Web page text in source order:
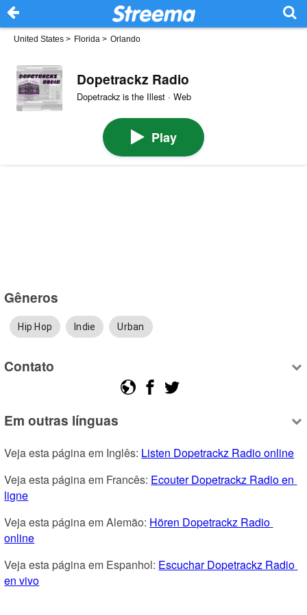
United States > Florida > Orlando
Dopetrackz Radio
Dopetrackz is the Illest · Web
Play
Gêneros
Hip Hop Indie Urban
Contato
Em outras línguas
Veja esta página em Inglês: Listen Dopetrackz Radio online
Veja esta página em Francês: Ecouter Dopetrackz Radio en
ligne
Veja esta página em Alemão: Hören Dopetrackz Radio
online
Veja esta página em Espanhol: Escuchar Dopetrackz Radio
en vivo